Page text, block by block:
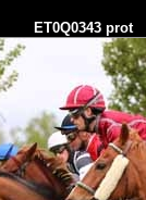
ET0Q0343 prot